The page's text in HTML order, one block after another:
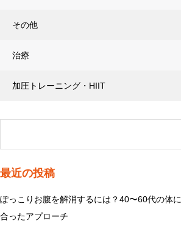
その他
治療
加圧トレーニング・HIIT
最近の投稿
ぽっこりお腹を解消するには？40〜60代の体に
合ったアプローチ